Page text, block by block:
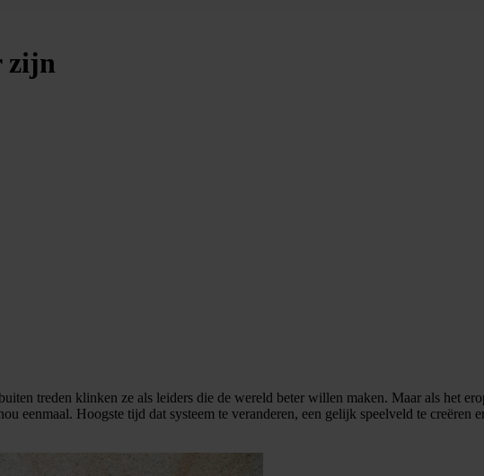
zijn
treden klinken ze als leiders die de wereld beter willen maken. Maar als het
eenmaal. Hoogste tijd dat systeem te veranderen, een gelijk speelveld te creëren